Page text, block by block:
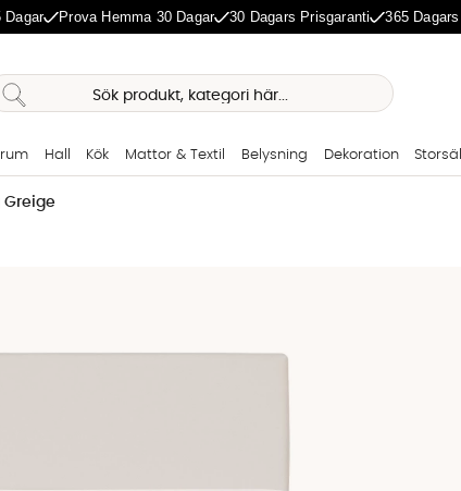
Dagar Prova Hemma 30 Dagar 30 Dagars Prisgaranti 365
Hall Kök Mattor & Textil Belysning Dekoration
Greige